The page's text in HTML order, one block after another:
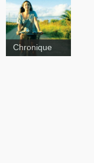
Chronique